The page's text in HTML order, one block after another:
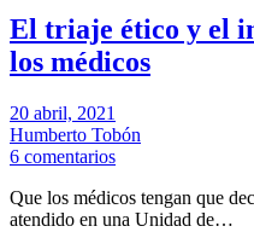
El triaje ético y el
los médicos
20 abril, 2021
Humberto Tobón
6 comentarios
Que los médicos tengan que
atendido en una Unidad de…